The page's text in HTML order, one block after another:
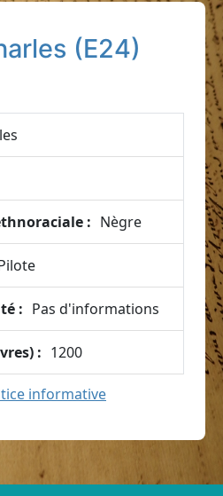
(E24)
: Nègre
: Pas d'informations
: 1200
informative